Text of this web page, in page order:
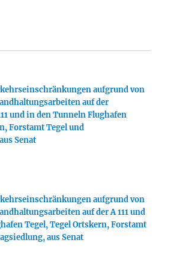
aufgrund von
auf der
und in den Tunneln Flughafen
Forstamt Tegel und
Senat
aufgrund von
auf der A 111 und
Tegel, Tegel Ortskern, Forstamt
aus Senat